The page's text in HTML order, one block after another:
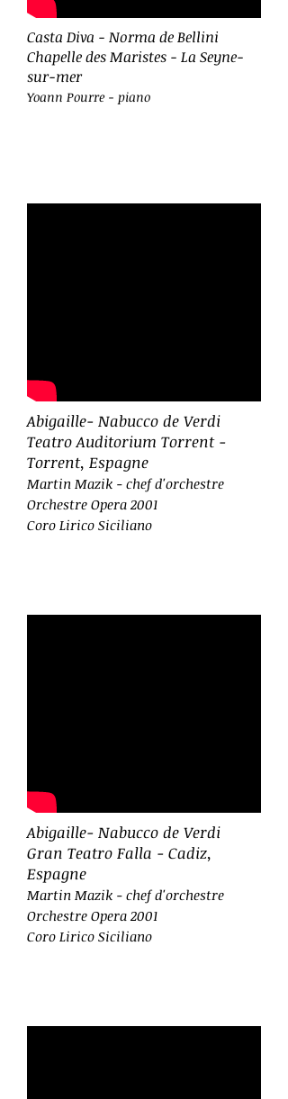
Casta Diva - Norma de Bellini
Chapelle des Maristes - La Seyne-
sur-mer
Yoann Pourre - piano
Abigaille- Nabucco de Verdi
Teatro Auditorium Torrent -
Torrent, Espagne
Martin Mazik - chef d'orchestre
Orchestre Opera 2001
Coro Lirico Siciliano
Abigaille- Nabucco de Verdi
Gran Teatro Falla - Cadiz,
Espagne
Martin Mazik - chef d'orchestre
Orchestre Opera 2001
Coro Lirico Siciliano